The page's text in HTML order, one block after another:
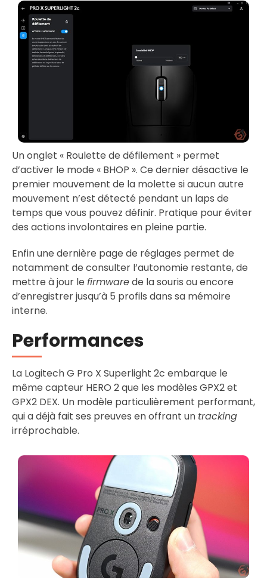
Un onglet « Roulette de défilement » permet
d’activer le mode « BHOP ». Ce dernier désactive le
premier mouvement de la molette si aucun autre
mouvement n’est détecté pendant un laps de
temps que vous pouvez définir. Pratique pour éviter
des actions involontaires en pleine partie.
Enfin une dernière page de réglages permet de
notamment de consulter l’autonomie restante, de
mettre à jour le firmwarede la souris ou encore
d’enregistrer jusqu’à 5 profils dans sa mémoire
interne.
Performances
La Logitech G Pro X Superlight 2c embarque le
même capteur HERO 2 que les modèles GPX2 et
GPX2 DEX. Un modèle particulièrement performant,
qui a déjà fait ses preuves en offrant un tracking
irréprochable.